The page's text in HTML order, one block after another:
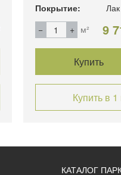
Покрытие:
Лак
м²
9
Купить
Купить в 1
КАТАЛОГ